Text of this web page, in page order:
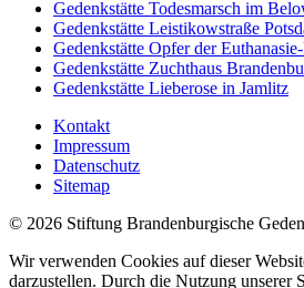
Gedenkstätte Todesmarsch im
Gedenkstätte Leistikowstraße
Gedenkstätte Opfer der
Gedenkstätte Zuchthaus
Gedenkstätte Lieberose in Jamlitz
Kontakt
Impressum
Datenschutz
Sitemap
© 2026 Stiftung Brandenburgische
Wir verwenden Cookies auf dieser
darzustellen. Durch die Nutzung unserer